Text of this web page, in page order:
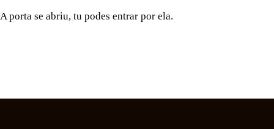
A porta se abriu, tu podes entrar por ela.